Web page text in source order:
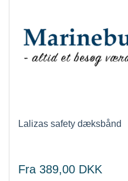
Lalizas safety dæksbånd
Fra 389,00 DKK